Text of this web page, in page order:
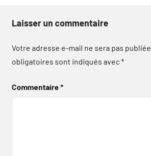
Laisser un commentaire
Votre adresse e-mail ne sera pas publiée.
obligatoires sont indiqués avec*
Commentaire*